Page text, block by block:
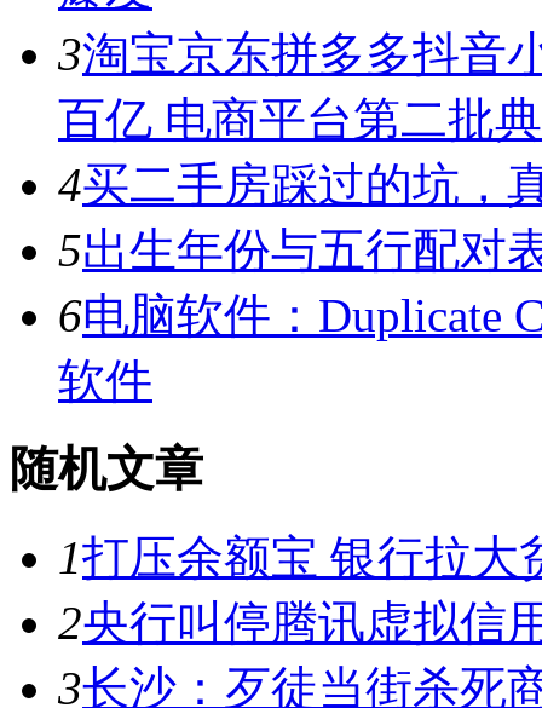
3淘宝京东拼多多抖音
百亿 电商平台第二批
4买二手房踩过的坑，
5出生年份与五行配对
6电脑软件：Duplicate
软件
随机文章
1打压余额宝 银行拉大
2央行叫停腾讯虚拟信
3长沙：歹徒当街杀死